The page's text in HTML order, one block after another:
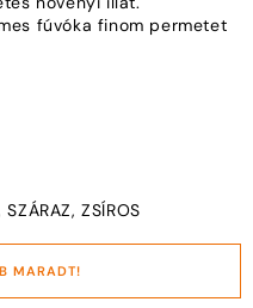
fúvóka finom permetet
SZÁRAZ, ZSÍROS
MARADT!